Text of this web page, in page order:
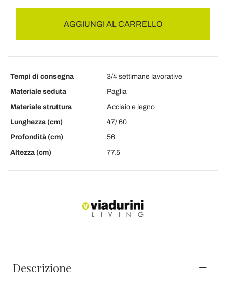
AGGIUNGI AL CARRELLO
Tempi di consegna
3/4 settimane lavorative
Materiale seduta
Paglia
Materiale struttura
Acciaio e legno
Lunghezza (cm)
47/ 60
Profondità (cm)
56
Altezza (cm)
77.5
Descrizione